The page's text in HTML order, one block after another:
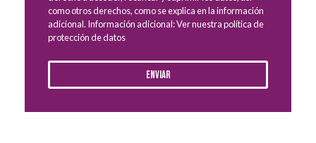
como otros derechos, como se explica en la información
adicional. Información adicional: Ver nuestra política de
protección de datos
Enviar